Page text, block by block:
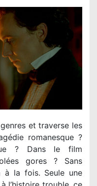
et traverse les
romanesque ?
? Dans le film
gores ? Sans
à la fois. Seule une